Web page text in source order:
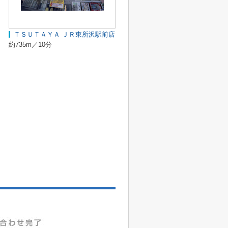
ＴＳＵＴＡＹＡ ＪＲ東所沢駅前店
約735m／10分